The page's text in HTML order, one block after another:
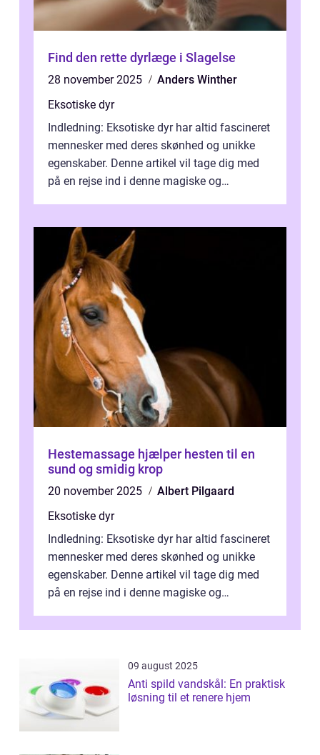
Find den rette dyrlæge i Slagelse
28 november 2025
Anders Winther
Eksotiske dyr
Indledning: Eksotiske dyr har altid fascineret
mennesker med deres skønhed og unikke
egenskaber. Denne artikel vil tage dig med
på en rejse ind i denne magiske og
Hestemassage hjælper hesten til en
sund og smidig krop
20 november 2025
Albert Pilgaard
Eksotiske dyr
Indledning: Eksotiske dyr har altid fascineret
mennesker med deres skønhed og unikke
egenskaber. Denne artikel vil tage dig med
på en rejse ind i denne magiske og
09 august 2025
Anti spild vandskål: En praktisk
løsning til et renere hjem